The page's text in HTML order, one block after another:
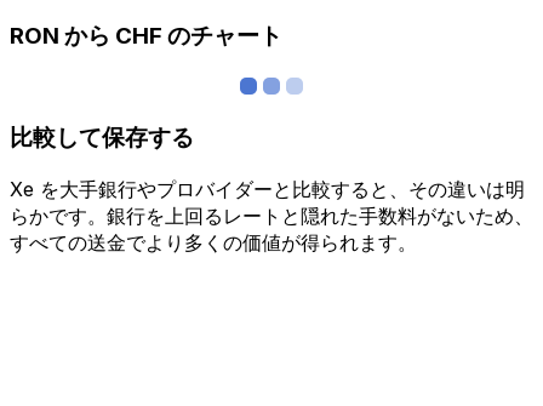
RON から CHF のチャート
比較して保存する
Xe を大手銀行やプロバイダーと比較すると、その違いは明
らかです。銀行を上回るレートと隠れた手数料がないため、
すべての送金でより多くの価値が得られます。